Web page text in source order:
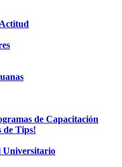
de Capacitación
de Tips!
Universitario